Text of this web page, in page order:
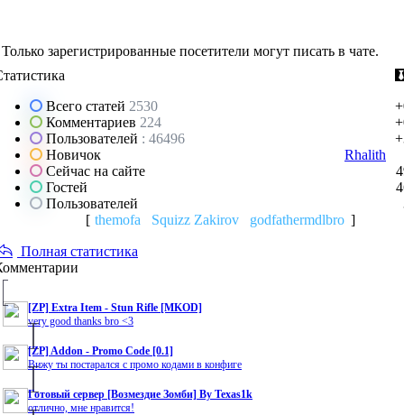
Только зарегистрированные посетители могут писать в чате.
Всего статей 2530
Комментариев 224
Пользователей : 46496
Новичок
Rhalith
Сейчас на сайте
Гостей
Пользователей
[ themofa Squizz Zakirov godfathermdlbro ]
Полная статистика
[ZP] Extra Item - Stun Rifle [MKOD]
very good thanks bro <3
[ZP] Addon - Promo Code [0.1]
Вижу ты постарался с промо кодами в конфиге
Готовый сервер [Возмездие Зомби] By Texas1k
отлично, мне нравится!